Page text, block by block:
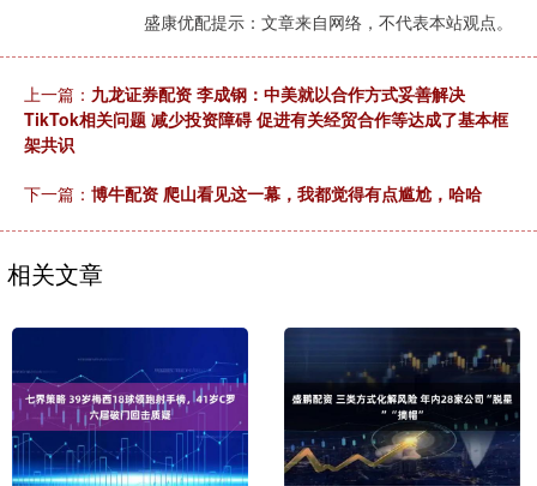
盛康优配提示：文章来自网络，不代表本站观点。
上一篇： 九龙证券配资 李成钢：中美就以合作方式妥善解决
TikTok相关问题 减少投资障碍 促进有关经贸合作等达成了基本框
架共识
下一篇： 博牛配资 爬山看见这一幕，我都觉得有点尴尬，哈哈
相关文章